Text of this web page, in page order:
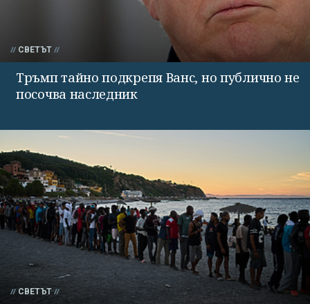
СВЕТЪТ
Тръмп тайно подкрепя Ванс, но публично не
посочва наследник
СВЕТЪТ